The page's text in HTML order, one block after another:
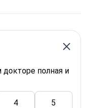
полная и
4 5